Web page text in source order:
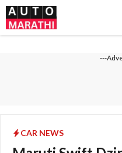
Skip
to
content
---
CAR NEWS